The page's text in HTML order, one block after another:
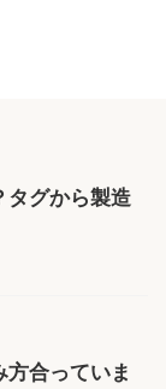
タグから製造
合っていま